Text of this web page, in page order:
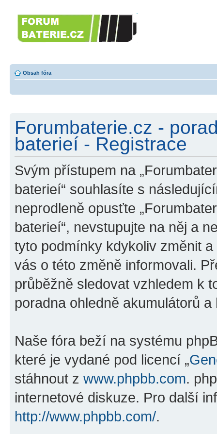
Obsah fóra
Forumbaterie.cz -
baterieí - Registrace
Svým přístupem na
baterieí“ souhlasíte s
neprodleně opusťte
baterieí“, nevstupujte na něj a
tyto podmínky kdykoliv změnit
vás o této změně informovali.
průběžně sledovat vzhledem k
poradna ohledně akumulátorů
Naše fóra beží na systému
které je vydané pod licencí „
stáhnout z www.phpbb.com.
internetové diskuze. Pro další
http://www.phpbb.com/.